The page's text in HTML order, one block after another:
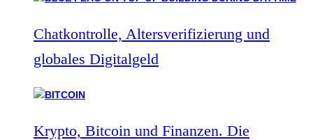
Chatkontrolle, Altersverifizierung und
globales Digitalgeld
Krypto, Bitcoin und Finanzen. Die